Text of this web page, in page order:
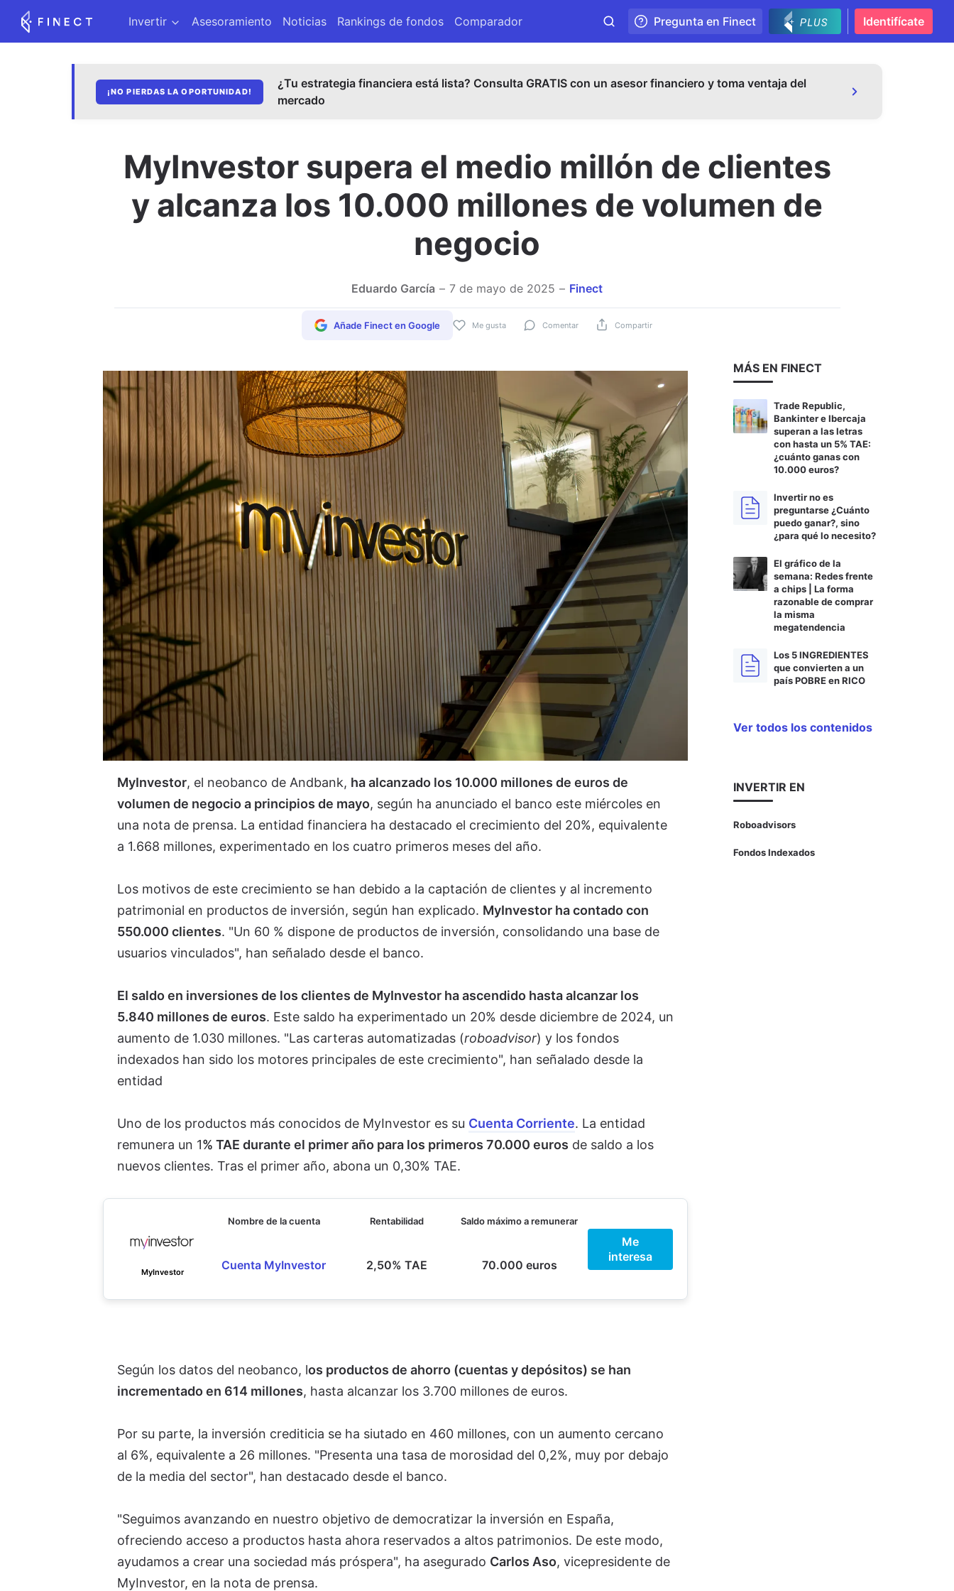
Invertir Asesoramiento Noticias Rankings de fondos Comparador Pregunta en Finect Identifícate
¡NO PIERDAS LA OPORTUNIDAD!
¿Tu estrategia financiera está lista? Consulta GRATIS con un asesor financiero y toma ventaja del
mercado
MyInvestor supera el medio millón de clientes
y alcanza los 10.000 millones de volumen de
negocio
Eduardo García 7 de mayo de 2025 Finect
Me gusta Comentar Compartir
Añade Finect en Google
MyInvestor, el neobanco de Andbank, ha alcanzado los 10.000 millones de euros de
volumen de negocio a principios de mayo, según ha anunciado el banco este miércoles en
una nota de prensa. La entidad financiera ha destacado el crecimiento del 20%, equivalente
a 1.668 millones, experimentado en los cuatro primeros meses del año.
Los motivos de este crecimiento se han debido a la captación de clientes y al incremento
patrimonial en productos de inversión, según han explicado. MyInvestor ha contado con
550.000 clientes. "Un 60 % dispone de productos de inversión, consolidando una base de
usuarios vinculados", han señalado desde el banco.
El saldo en inversiones de los clientes de MyInvestor ha ascendido hasta alcanzar los
5.840 millones de euros. Este saldo ha experimentado un 20% desde diciembre de 2024, un
aumento de 1.030 millones. "Las carteras automatizadas (roboadvisor) y los fondos
indexados han sido los motores principales de este crecimiento", han señalado desde la
entidad
Uno de los productos más conocidos de MyInvestor es su Cuenta Corriente. La entidad
remunera un 1% TAE durante el primer año para los primeros 70.000 euros de saldo a los
nuevos clientes. Tras el primer año, abona un 0,30% TAE.
MyInvestor
Nombre de la cuenta
Cuenta MyInvestor
Rentabilidad
2,50% TAE
Saldo máximo a remunerar
70.000 euros
Me
interesa
Según los datos del neobanco, los productos de ahorro (cuentas y depósitos) se han
incrementado en 614 millones, hasta alcanzar los 3.700 millones de euros.
Por su parte, la inversión crediticia se ha siutado en 460 millones, con un aumento cercano
al 6%, equivalente a 26 millones. "Presenta una tasa de morosidad del 0,2%, muy por debajo
de la media del sector", han destacado desde el banco.
"Seguimos avanzando en nuestro objetivo de democratizar la inversión en España,
ofreciendo acceso a productos hasta ahora reservados a altos patrimonios. De este modo,
ayudamos a crear una sociedad más próspera", ha asegurado Carlos Aso, vicepresidente de
MyInvestor, en la nota de prensa.
MÁS EN FINECT
Trade Republic,
Bankinter e Ibercaja
superan a las letras
con hasta un 5% TAE:
¿cuánto ganas con
10.000 euros?
Invertir no es
preguntarse ¿Cuánto
puedo ganar?, sino
¿para qué lo necesito?
El gráfico de la
semana: Redes frente
a chips | La forma
razonable de comprar
la misma
megatendencia
Los 5 INGREDIENTES
que convierten a un
país POBRE en RICO
Ver todos los contenidos
INVERTIR EN
Roboadvisors
Fondos Indexados